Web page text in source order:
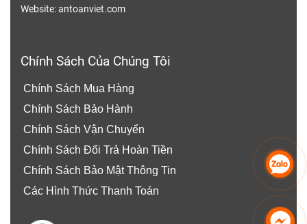
được thiết kế đặc biệt để bảo vệ vùng mặt và
thể điều chỉnh kích thước phù hợp với mọi cỡ
đầu, đem lại cảm giác dễ chịu, thoải mái trong
suốt thời gian làm việc.
Sản phẩm được sử dụng trong các công việc
như môi trường hóa chất, phòng thí nghiệm,
Website: antoanviet.com
Chính Sách Của Chúng Tôi
Chính Sách Mua Hàng
Chính Sách Bảo Hành
Chính Sách Vận Chuyển
Chính Sách Đổi Trả Hoàn Tiền
Chính Sách Bảo Mật Thông Tin
Các Hình Thức Thanh Toán